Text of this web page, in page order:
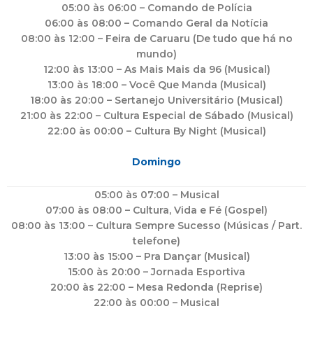
05:00 às 06:00 – Comando de Polícia
06:00 às 08:00 – Comando Geral da Notícia
08:00 às 12:00 – Feira de Caruaru (De tudo que há no
mundo)
12:00 às 13:00 – As Mais Mais da 96 (Musical)
13:00 às 18:00 – Você Que Manda (Musical)
18:00 às 20:00 – Sertanejo Universitário (Musical)
21:00 às 22:00 – Cultura Especial de Sábado (Musical)
22:00 às 00:00 – Cultura By Night (Musical)
Domingo
05:00 às 07:00 – Musical
07:00 às 08:00 – Cultura, Vida e Fé (Gospel)
08:00 às 13:00 – Cultura Sempre Sucesso (Músicas / Part.
telefone)
13:00 às 15:00 – Pra Dançar (Musical)
15:00 às 20:00 – Jornada Esportiva
20:00 às 22:00 – Mesa Redonda (Reprise)
22:00 às 00:00 – Musical